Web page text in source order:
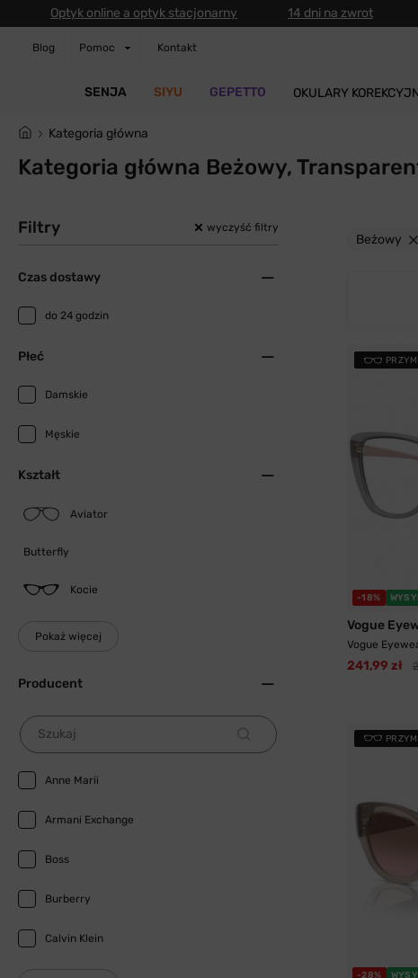
Optyk online a optyk stacjonarny 14 dni na zwrot
Blog Pomoc Kontakt
SENJA SIYU GEPETTO OKULARY
Kategoria główna
Kategoria główna Beżowy,
Filtry wyczyść filtry
Czas dostawy
do 24 godzin
Płeć
Damskie
Męskie
Kształt
Aviator
Butterfly
Kocie
Pokaż więcej
Producent
Szukaj
Anne Marii
Armani Exchange
Boss
Burberry
Calvin Klein
Beżowy
-18%
Vogue
Vogue
241,99 zł
-28%